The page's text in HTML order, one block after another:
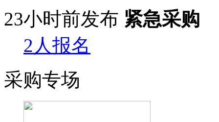
23小时前发布 紧急采购
2人报名
采购专场